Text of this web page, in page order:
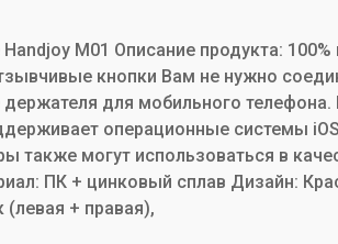
M01 Описание продукта:
кнопки Вам не нужно
для мобильного телефона.
операционные системы
могут использоваться в
ПК + цинковый сплав Дизайн:
(левая + правая),